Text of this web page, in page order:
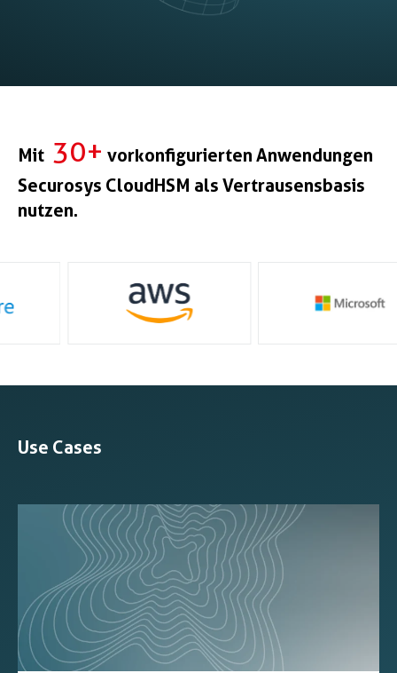
Mit 30+ vorkonfigurierten Anwendungen
Securosys CloudHSM als Vertrausensbasis
nutzen.
Use Cases